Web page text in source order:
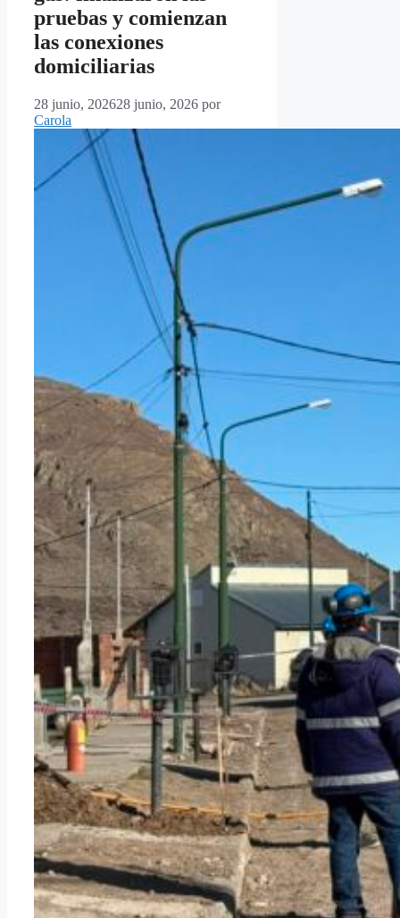
pruebas y comienzan
las conexiones
domiciliarias
28 junio, 202628 junio, 2026 por
Carola